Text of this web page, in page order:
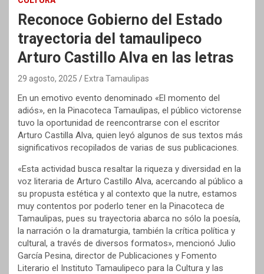
Reconoce Gobierno del Estado
trayectoria del tamaulipeco
Arturo Castillo Alva en las letras
29 agosto, 2025 Extra Tamaulipas
En un emotivo evento denominado «El momento del
adiós», en la Pinacoteca Tamaulipas, el público victorense
tuvo la oportunidad de reencontrarse con el escritor
Arturo Castilla Alva, quien leyó algunos de sus textos más
significativos recopilados de varias de sus publicaciones.
«Esta actividad busca resaltar la riqueza y diversidad en la
voz literaria de Arturo Castillo Alva, acercando al público a
su propusta estética y al contexto que la nutre, estamos
muy contentos por poderlo tener en la Pinacoteca de
Tamaulipas, pues su trayectoria abarca no sólo la poesía,
la narración o la dramaturgia, también la crítica política y
cultural, a través de diversos formatos», mencionó Julio
García Pesina, director de Publicaciones y Fomento
Literario el Instituto Tamaulipeco para la Cultura y las